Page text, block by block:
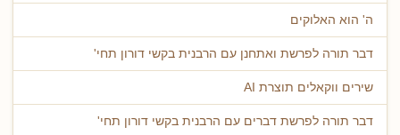
ה' הוא האלוקים
דבר תורה לפרשת ואתחנן עם הרבנית בקשי דורון תחי'
שירים ווקאלים תוצרת AI
דבר תורה לפרשת דברים עם הרבנית בקשי דורון תחי'